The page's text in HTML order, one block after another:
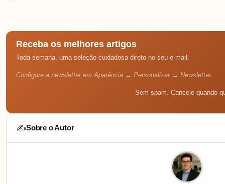
Receba os melhores artigos
Toda semana, uma seleção cuidadosa direto no seu e-mail.
Configure a newsletter em Aparência → Personalizar → Newsletter.
Sem spam. Cancele quando
✍️Sobre o Autor